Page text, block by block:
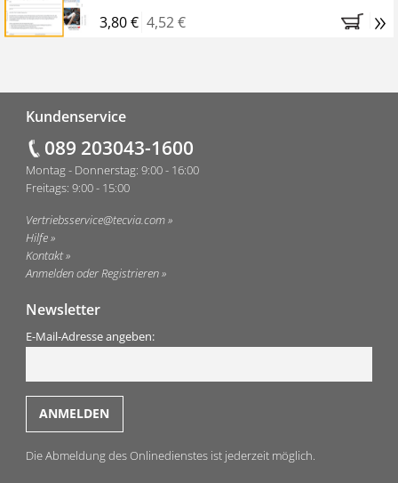
3,80 € 4,52 € »
Kundenservice
089 203043-1600
Montag - Donnerstag: 9:00 - 16:00
Freitags: 9:00 - 15:00
Vertriebsservice@tecvia.com
Hilfe
Kontakt
Anmelden oder Registrieren
Newsletter
E-Mail-Adresse angeben:
Die Abmeldung des Onlinedienstes ist jederzeit möglich.